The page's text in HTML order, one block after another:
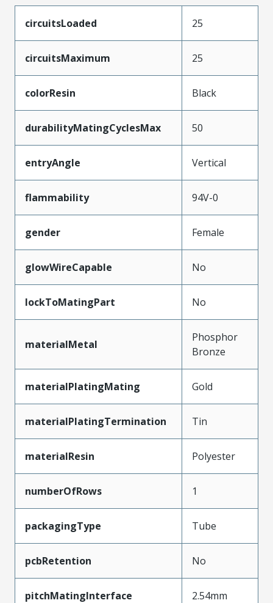
circuitsLoaded 25
circuitsMaximum 25
colorResin Black
durabilityMatingCyclesMax 50
entryAngle Vertical
flammability 94V-0
gender Female
glowWireCapable No
lockToMatingPart No
materialMetal
Phosphor
Bronze
materialPlatingMating Gold
materialPlatingTermination Tin
materialResin Polyester
numberOfRows 1
packagingType Tube
pcbRetention No
pitchMatingInterface 2.54mm